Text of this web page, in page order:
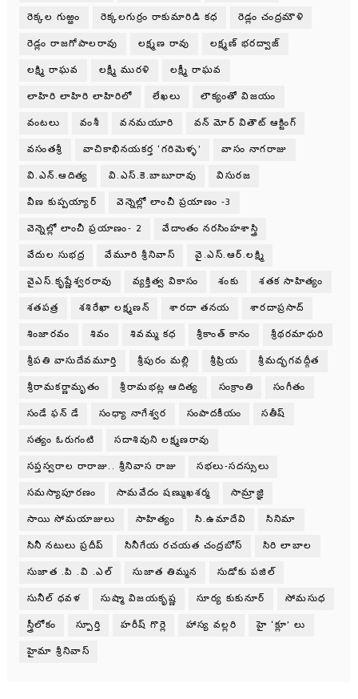
రెక్కల గుఱ్ఱం రెక్కలగుర్రం రాకుమారిడి కధ రెడ్లం చంద్రమౌళి
రెడ్లం రాజగోపాలరావు లక్ష్మణ రావు లక్ష్మణ్ భరద్వాజ్
లక్ష్మి రాఘవ లక్ష్మీ మురళి లక్ష్మీ రాఘవ
లాహిరి లాహిరి లాహిరిలో లేఖలు లౌక్యంతో విజయం
వంటలు వంశీ వనమయూరి వన్ మోర్ వితౌట్ ఆక్టింగ్
వసంతశ్రీ వాచికాభినయకర్త ‘గరిమెళ్ళ’ వాసం నాగరాజు
వి.ఎన్.ఆదిత్య వి.ఎస్.కె.బాబూరావు విసురజ
వీణ కుప్పయ్యార్ వెన్నెల్లో లాంచీ ప్రయాణం -3
వెన్నెల్లో లాంచీ ప్రయాణం- 2 వేదాంతం నరసింహశాస్త్రి
వేదుల సుభద్ర వేమూరి శ్రీనివాస్ వై.ఎస్.ఆర్.లక్ష్మి
వైఎస్.కృష్ణేశ్వరరావు వ్యక్తిత్వ వికాసం శంకు శతక సాహిత్యం
శతపత్ర శశిరేఖా లక్ష్మణన్ శారదా తనయ శారదాప్రసాద్
శింజారవం శివం శివమ్మ కధ శ్రీకాంత్ కానం శ్రీథరమాధురి
శ్రీపతి వాసుదేవమూర్తి శ్రీపురం మల్లి శ్రీప్రియ శ్రీమద్భగవద్గీత
శ్రీరామకర్ణామృతం శ్రీరామభట్ల ఆదిత్య సంక్రాంతి సంగీతం
సండే ఫన్ డే సంధ్యా నాగేశ్వర సంపాదకీయం సతీష్
సత్యం ఓరుగంటి సదాశివుని లక్ష్మణరావు
సప్తస్వరాల రారాజు.. శ్రీనివాస రాజు సభలు-సదస్సులు
సమస్యాపూరణం సామవేదం షణ్ముఖశర్మ సామ్రాజ్ఞి
సాయి సోమయాజులు సాహిత్యం సి.ఉమాదేవి సినిమా
సినీ నటులు ప్రదీప్ సినీగేయ రచయత చంద్రబోస్ సిరి లాబాల
సుజాత .పి .వి .ఎల్ సుజాత తిమ్మన సుడోకు పజిల్
సునీల్ ధవళ సుష్మా విజయకృష్ణ సూర్య కుకునూర్ సోమసుధ
స్త్రీలోకం స్పూర్తి హరీష్ గొర్లె హాస్య వల్లరి హై ‘క్లూ’ లు
హైమా శ్రీనివాస్